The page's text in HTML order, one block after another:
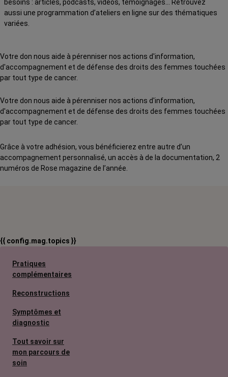
besoins : articles, podcasts, vidéos, témoignages… Retrouvez
aussi une programmation d’ateliers en ligne sur des thématiques
variées.
Votre don nous aide à pérenniser nos actions d'information,
d'accompagnement et de défense des droits des femmes touchées
par tout type de cancer.
Votre don nous aide à pérenniser nos actions d'information,
d'accompagnement et de défense des droits des femmes touchées
par tout type de cancer.
Grâce à votre adhésion, vous bénéficierez entre autre d’un
accompagnement personnalisé, un accès à de la documentation, 2
numéros de Rose magazine de l’année.
{{ config.mag.topics }}
Pratiques
complémentaires
Reconstructions
Symptômes et
diagnostic
Tout savoir sur
mon parcours de
soin